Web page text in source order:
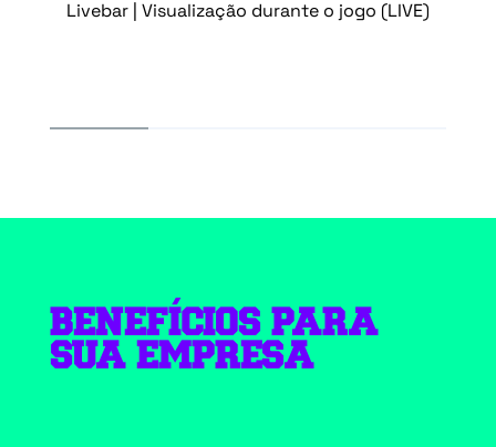
Livebar | Visualização durante o jogo (LIVE)
BENEFÍCIOS PARA
SUA EMPRESA